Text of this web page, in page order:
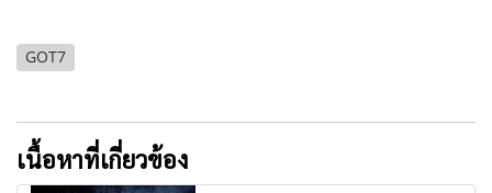
GOT7
เนื้อหาที่เกี่ยวข้อง